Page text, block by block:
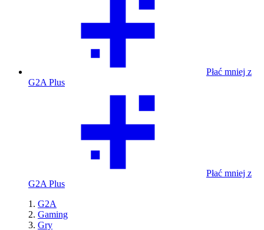
Płać mniej z
G2A Plus
Płać mniej z
G2A Plus
G2A
Gaming
Gry